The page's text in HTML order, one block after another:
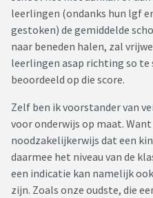
leerlingen (ondanks hun lgf
gestoken) de gemiddelde
naar beneden halen, zal
leerlingen asap richting so te
beoordeeld op die score.
Zelf ben ik voorstander van
voor onderwijs op maat.
noodzakelijkerwijs dat een
daarmee het niveau van de
een indicatie kan namelijk
zijn. Zoals onze oudste, die